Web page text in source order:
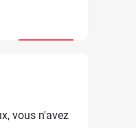
vous n'avez